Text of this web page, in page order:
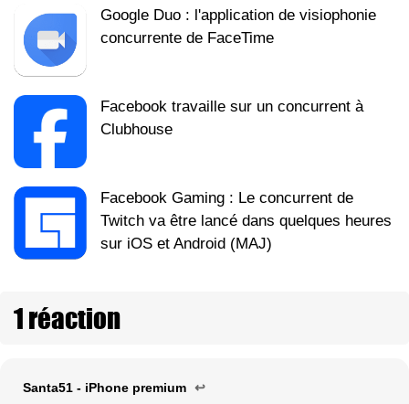
Google Duo : l'application de visiophonie
concurrente de FaceTime
Facebook travaille sur un concurrent à
Clubhouse
Facebook Gaming : Le concurrent de
Twitch va être lancé dans quelques heures
sur iOS et Android (MAJ)
1 réaction
Santa51 - iPhone premium ↩